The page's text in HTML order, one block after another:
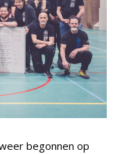
begonnen op